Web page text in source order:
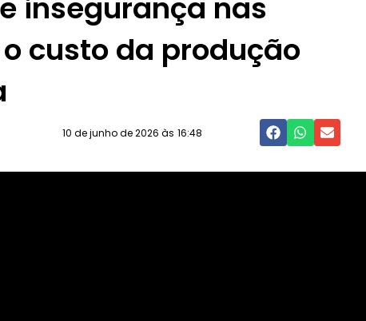
insegurança nas
custo da produção
10 de junho de 2026 às 16:48